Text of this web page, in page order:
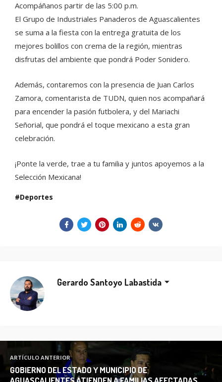
Acompáñanos partir de las 5:00 p.m.
El Grupo de Industriales Panaderos de Aguascalientes
se suma a la fiesta con la entrega gratuita de los
mejores bolillos con crema de la región, mientras
disfrutas del ambiente que pondrá Poder Sonidero.
Además, contaremos con la presencia de Juan Carlos
Zamora, comentarista de TUDN, quien nos acompañará
para encender la pasión futbolera, y del Mariachi
Señorial, que pondrá el toque mexicano a esta gran
celebración.
¡Ponte la verde, trae a tu familia y juntos apoyemos a la
Selección Mexicana!
Deportes
Gerardo Santoyo Labastida
ARTÍCULO ANTERIOR
GOBIERNO DEL ESTADO Y MUNICIPIO DE